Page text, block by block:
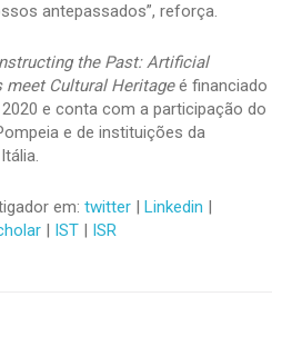
antepassados”, reforça.
the Past: Artificial
meet Cultural Heritageé financiado
e conta com a participação do
e de instituições da
em: twitter| Linkedin
| IST| ISR